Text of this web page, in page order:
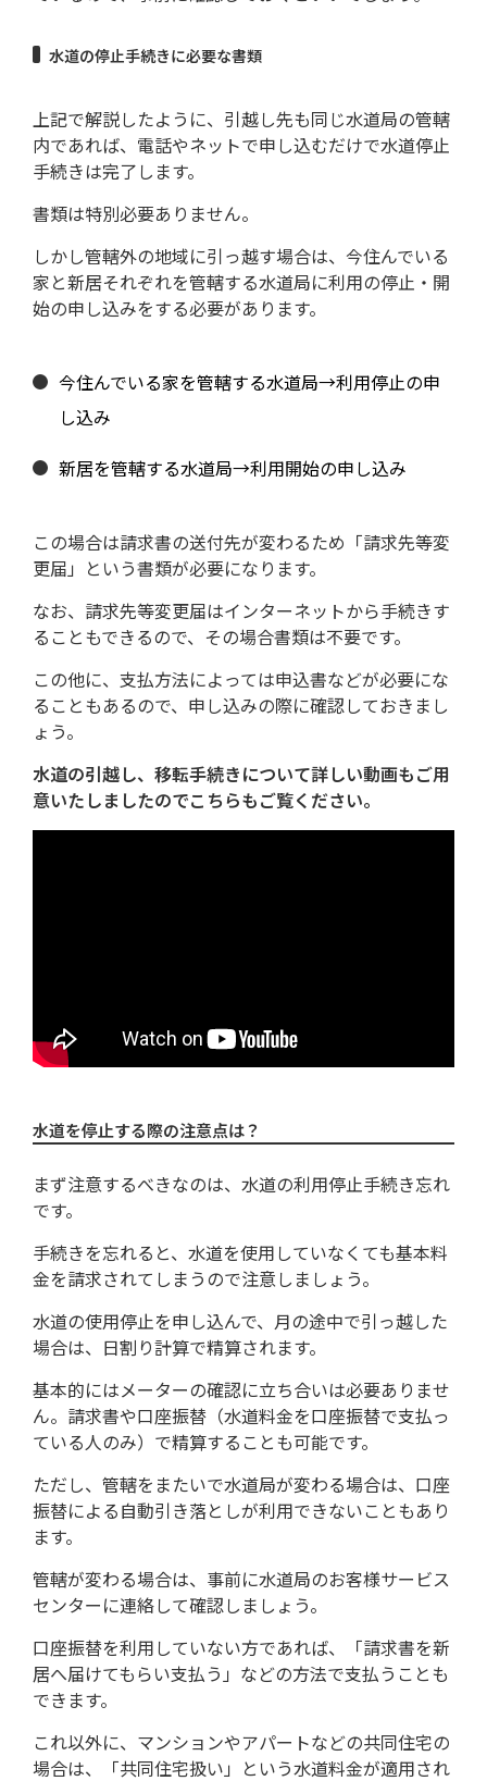
水道の停止手続きに必要な書類
上記で解説したように、引越し先も同じ水道局の管轄
内であれば、電話やネットで申し込むだけで水道停止
手続きは完了します。
書類は特別必要ありません。
しかし管轄外の地域に引っ越す場合は、今住んでいる
家と新居それぞれを管轄する水道局に利用の停止・開
始の申し込みをする必要があります。
今住んでいる家を管轄する水道局→利用停止の申
し込み
新居を管轄する水道局→利用開始の申し込み
この場合は請求書の送付先が変わるため「請求先等変
更届」という書類が必要になります。
なお、請求先等変更届はインターネットから手続きす
ることもできるので、その場合書類は不要です。
この他に、支払方法によっては申込書などが必要にな
ることもあるので、申し込みの際に確認しておきまし
ょう。
水道の引越し、移転手続きについて詳しい動画もご用
意いたしましたのでこちらもご覧ください。
水道を停止する際の注意点は？
まず注意するべきなのは、水道の利用停止手続き忘れ
です。
手続きを忘れると、水道を使用していなくても基本料
金を請求されてしまうので注意しましょう。
水道の使用停止を申し込んで、月の途中で引っ越した
場合は、日割り計算で精算されます。
基本的にはメーターの確認に立ち合いは必要ありませ
ん。請求書や口座振替（水道料金を口座振替で支払っ
ている人のみ）で精算することも可能です。
ただし、管轄をまたいで水道局が変わる場合は、口座
振替による自動引き落としが利用できないこともあり
ます。
管轄が変わる場合は、事前に水道局のお客様サービス
センターに連絡して確認しましょう。
口座振替を利用していない方であれば、「請求書を新
居へ届けてもらい支払う」などの方法で支払うことも
できます。
これ以外に、マンションやアパートなどの共同住宅の
場合は、「共同住宅扱い」という水道料金が適用され